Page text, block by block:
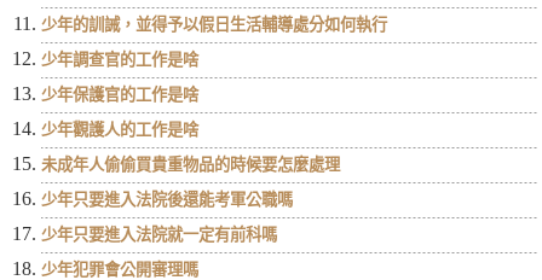
少年的訓誡，並得予以假日生活輔導處分如何執行
少年調查官的工作是啥
少年保護官的工作是啥
少年觀護人的工作是啥
未成年人偷偷買貴重物品的時候要怎麼處理
少年只要進入法院後還能考軍公職嗎
少年只要進入法院就一定有前科嗎
少年犯罪會公開審理嗎